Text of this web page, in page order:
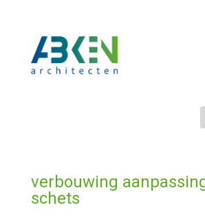
verbouwing
schets